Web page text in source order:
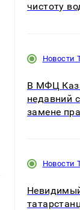
чистоту
Новости
В МФЦ
недавний
замене
Новости